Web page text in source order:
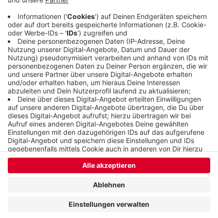
Autobahn ist während der Arbeiten geschlossen.
Veröffentlicht: Freitag, 08.07.2022 18:12
Anzeige
Anzeige